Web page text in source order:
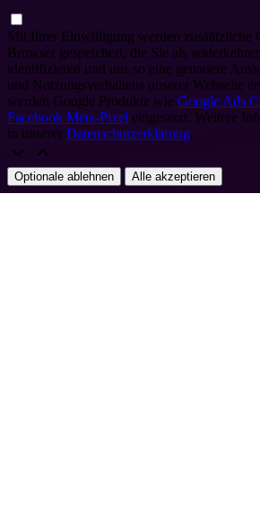
Mit Ihrer Einwilligung werden zusäätzliche
Browser gespeichert, die Sie als
identifizieren und uns so eine genauere
und Nutzungsverhaltens unserer Webseite
werden Google Produkte wie Google Ads
Facebook Meta-Pixel eingesetzt. Weitere
in unserer Datenschutzerklärung.
Optionale ablehnen Alle akzeptieren